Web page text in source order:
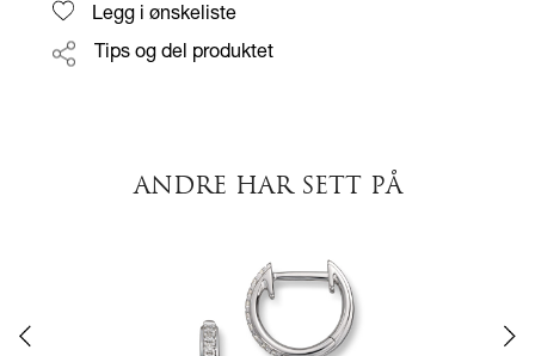
Legg i ønskeliste
Tips og del produktet
ANDRE HAR SETT PÅ